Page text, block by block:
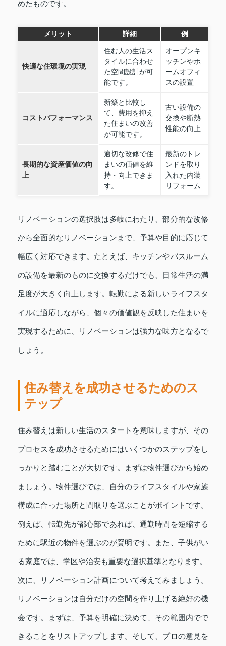
めたものです。
メリット 詳細 例
快適な住環境の実現
住む人の生活ス
タイルに合わせ
た空間設計が可
能です。
オープンキ
ッチンやホ
ームオフィ
スの設置
コストパフォーマンス
新築と比較し
て、費用を抑え
た住まいの改善
が可能です。
古い設備の
交換や断熱
性能の向上
長期的な資産価値の向
上
適切な改修で住
まいの価値を維
持・向上できま
す。
最新のトレ
ンドを取り
入れた内装
リフォーム
リノベーションの選択肢は多岐にわたり、部分的な改修
から全面的なリノベーションまで、予算や目的に応じて
幅広く対応できます。たとえば、キッチンやバスルーム
の設備を最新のものに交換するだけでも、日常生活の満
足度が大きく向上します。転勤による新しいライフスタ
イルに適応しながら、個々の価値観を反映した住まいを
実現するために、リノベーションは強力な味方となるで
しょう。
住み替えを成功させるためのス
テップ
住み替えは新しい生活のスタートを意味しますが、その
プロセスを成功させるためにはいくつかのステップをし
っかりと踏むことが大切です。まずは物件選びから始め
ましょう。物件選びでは、自分のライフスタイルや家族
構成に合った場所と間取りを選ぶことがポイントです。
例えば、転勤先が都心部であれば、通勤時間を短縮する
ために駅近の物件を選ぶのが賢明です。また、子供がい
る家庭では、学区や治安も重要な選択基準となります。
次に、リノベーション計画について考えてみましょう。
リノベーションは自分だけの空間を作り上げる絶好の機
会です。まずは、予算を明確に決めて、その範囲内でで
きることをリストアップします。そして、プロの意見を